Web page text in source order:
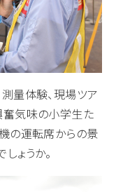
量体験、現場ツア
奮気味の小学生た
の運転席からの景
ょうか。